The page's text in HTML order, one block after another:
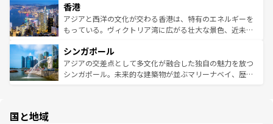
とつ。フォーやバインミー、ベトナムコーヒーなどは、ぜ
ひ現地で味わいたい。どの地域を訪れてもあたたかい人々
が旅行者を迎えてくれるので、きっと忘れられない旅にな
参照してほしい。
の活気が交差している。北部ではチェンマイなどの山岳地
帯で自然と触れ合い、南部ではプーケットやクラビの美し
いビーチでリゾート気分を楽しむことができる。タイ料理
激する。気候は一年中温暖で、どの季節にも異なる楽しみ
が待っている。親しみやすいタイの人々、仏教を中心とし
た文化、そして多様な観光資源が、訪れる旅人を魅了し続
香港
アジアと西洋の文化が交わる香港は、特有のエネルギーを
もっている。ヴィクトリア湾に広がる壮大な景色、近未来
み、どこを訪れても感動するはず。観光スポットが密集し
ており、効率よく見どころを回れるのも魅力。息をのむよ
うな絶景から文化的な体験まで、香港を存分に楽しみ尽く
シンガポール
アジアの交差点として多文化が融合した独自の魅力を放つ
シンガポール。未来的な建築物が並ぶマリーナベイ、歴史
国と地域